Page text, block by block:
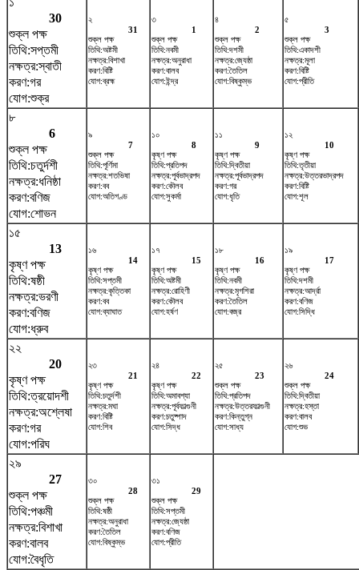
30
শুক্ল পক্ষ
তিথি:সপ্তমী
নক্ষত্র:স্বাতী
করণ:গর
যোগ:শুক্র
২
31
শুক্ল পক্ষ
তিথি:অষ্টমী
নক্ষত্র:বিশাখা
করণ:বিষ্টি
যোগ:ব্রহ্ম
৩
1
শুক্ল পক্ষ
তিথি:নবমী
নক্ষত্র:অনুরাধা
করণ:বালব
যোগ:ইন্দ্র
৪
2
শুক্ল পক্ষ
তিথি:দশমী
নক্ষত্র:জ্যেষ্ঠা
করণ:তৈতিল
যোগ:বিষ্কুম্ভ
৫
3
শুক্ল পক্ষ
তিথি:একাদশী
নক্ষত্র:মূলা
করণ:বিষ্টি
যোগ:প্রীতি
৮
6
শুক্ল পক্ষ
তিথি:চতুর্দশী
নক্ষত্র:ধনিষ্ঠা
করণ:বণিজ
যোগ:শোভন
৯
7
শুক্ল পক্ষ
তিথি:পূর্ণিমা
নক্ষত্র:শতভিষ‌া
করণ:বব
যোগ:অতিগণ্ড
১০
8
কৃষ্ণ পক্ষ
তিথি:প্রতিপদ
নক্ষত্র:পূর্বভাদ্রপদ
করণ:কৌলব
যোগ:সুকর্মা
১১
9
কৃষ্ণ পক্ষ
তিথি:দ্বিতীয়া
নক্ষত্র:পূর্বভাদ্রপদ
করণ:গর
যোগ:ধৃতি
১২
10
কৃষ্ণ পক্ষ
তিথি:তৃতীয়া
নক্ষত্র:উত্তরভাদ্রপদ
করণ:বিষ্টি
যোগ:শূল
১৫
13
কৃষ্ণ পক্ষ
তিথি:ষষ্ঠী
নক্ষত্র:ভরণী
করণ:বণিজ
যোগ:ধ্রুব
১৬
14
কৃষ্ণ পক্ষ
তিথি:সপ্তমী
নক্ষত্র:কৃত্তিকা
করণ:বব
যোগ:ব্যাঘাত
১৭
15
কৃষ্ণ পক্ষ
তিথি:অষ্টমী
নক্ষত্র:রোহিণী
করণ:কৌলব
যোগ:হর্ষণ
১৮
16
কৃষ্ণ পক্ষ
তিথি:নবমী
নক্ষত্র:মৃগশিরা
করণ:তৈতিল
যোগ:বজ্র
১৯
17
কৃষ্ণ পক্ষ
তিথি:দশমী
নক্ষত্র:আর্দ্রা
করণ:বণিজ
যোগ:সিদ্ধি
২২
20
কৃষ্ণ পক্ষ
তিথি:ত্রয়োদশী
নক্ষত্র:অশ্লেষা
করণ:গর
যোগ:পরিঘ
২৩
21
কৃষ্ণ পক্ষ
তিথি:চতুর্দশী
নক্ষত্র:মঘা
করণ:বিষ্টি
যোগ:শিব
২৪
22
কৃষ্ণ পক্ষ
তিথি:অমাবশ্যা
নক্ষত্র:পূর্বফাল্গুনী
করণ:চতুষ্পাদ
যোগ:সিদ্ধ
২৫
23
শুক্ল পক্ষ
তিথি:প্রতিপদ
নক্ষত্র:উত্তরফাল্গুনী
করণ:কিন্তুগ্ন
যোগ:সাধ্য
২৬
24
শুক্ল পক্ষ
তিথি:দ্বিতীয়া
নক্ষত্র:হস্তা
করণ:বালব
যোগ:শুভ
২৯
27
শুক্ল পক্ষ
তিথি:পঞ্চমী
নক্ষত্র:বিশাখা
করণ:বালব
যোগ:বৈধৃতি
৩০
28
শুক্ল পক্ষ
তিথি:ষষ্ঠী
নক্ষত্র:অনুরাধা
করণ:তৈতিল
যোগ:বিষ্কুম্ভ
৩১
29
শুক্ল পক্ষ
তিথি:সপ্তমী
নক্ষত্র:জ্যেষ্ঠা
করণ:বণিজ
যোগ:প্রীতি